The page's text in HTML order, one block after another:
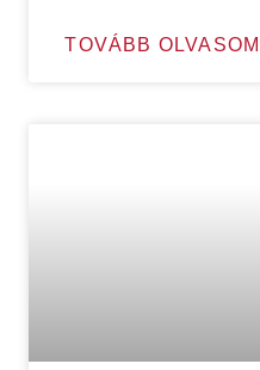
TOVÁBB